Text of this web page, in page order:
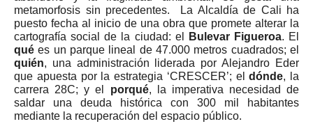
metamorfosis sin precedentes. La Alcaldía de Cali ha
puesto fecha al inicio de una obra que promete alterar la
cartografía social de la ciudad: el
Bulevar Figueroa. El
qué es un parque lineal de 47.000 metros cuadrados; el
quién, una administración liderada por Alejandro Eder
que apuesta por la estrategia ‘CRESCER’; eldónde, la
carrera 28C; y el porqué, la imperativa necesidad de
saldar una deuda histórica con 300 mil habitantes
mediante la recuperación del espacio público.